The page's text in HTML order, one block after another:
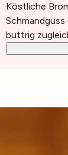
Köstliche
buttrig